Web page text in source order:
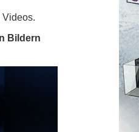
Videos.
Bildern